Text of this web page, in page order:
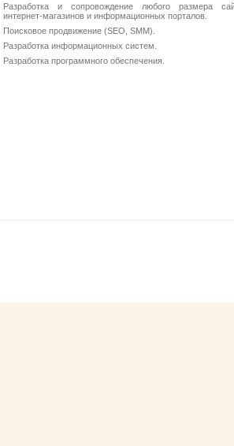
Разработка и сопровождение любого размера
интернет-магазинов и информационных порталов.
Поисковое продвижение (SEO, SMM).
Разработка информационных систем.
Разработка программного обеспечения.